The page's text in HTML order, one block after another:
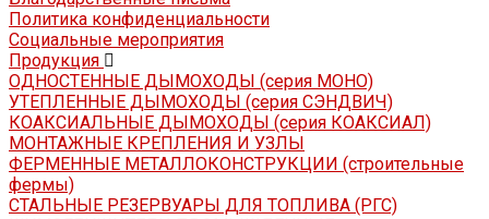
Политика конфиденциальности
Социальные мероприятия
Продукция
ОДНОСТЕННЫЕ ДЫМОХОДЫ (серия МОНО)
УТЕПЛЕННЫЕ ДЫМОХОДЫ (серия СЭНДВИЧ)
КОАКСИАЛЬНЫЕ ДЫМОХОДЫ (серия КОАКСИАЛ)
МОНТАЖНЫЕ КРЕПЛЕНИЯ И УЗЛЫ
ФЕРМЕННЫЕ МЕТАЛЛОКОНСТРУКЦИИ (строительные
фермы)
СТАЛЬНЫЕ РЕЗЕРВУАРЫ ДЛЯ ТОПЛИВА (РГС)